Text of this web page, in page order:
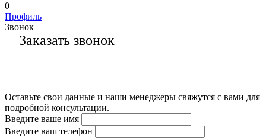
0
Профиль
Звонок
Заказать звонок
Оставьте свои данные и наши менеджеры свяжутся с вами для
подробной консультации.
Введите ваше имя
Введите ваш телефон